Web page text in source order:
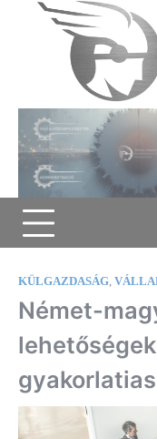
Tolna
Iparkamara
KÜLGAZDASÁG,
Német-